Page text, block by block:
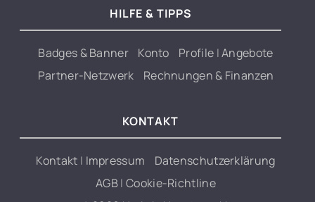
HILFE & TIPPS
Badges & Banner Konto Profile |Angebote
Partner-Netzwerk
Rechnungen & Finanzen
KONTAKT
Kontakt | Impressum
Datenschutzerklärung
AGB| Cookie-Richtline